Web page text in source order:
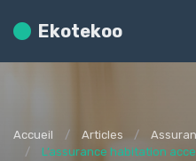
Ekotekoo
Accueil Articles
L’assurance habitation